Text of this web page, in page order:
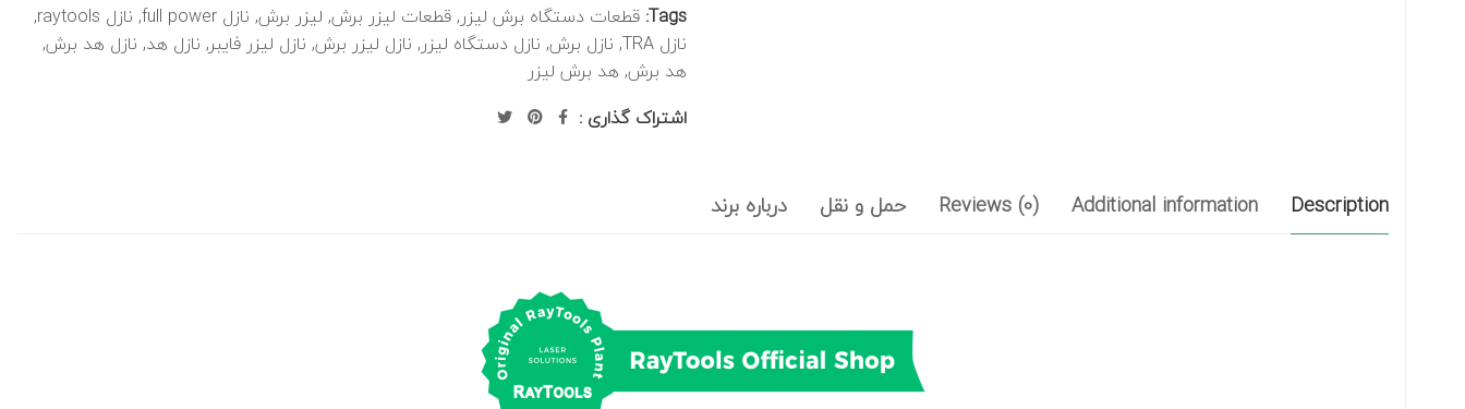
Tags: قطعات دستگاه برش لیزر,قطعات لیزر برش, لیزر برش, نازل full power , نازل raytools
,
نازل TRA
, نازل برش, نازل دستگاه لیزر, نازل لیزر برش, نازل لیزر فایبر, نازل هد, نازل هد برش,
هد برش, هد برش لیزر
اشتراک گذاری :
Description
Additional information
Reviews (0) حمل و نقل درباره برند